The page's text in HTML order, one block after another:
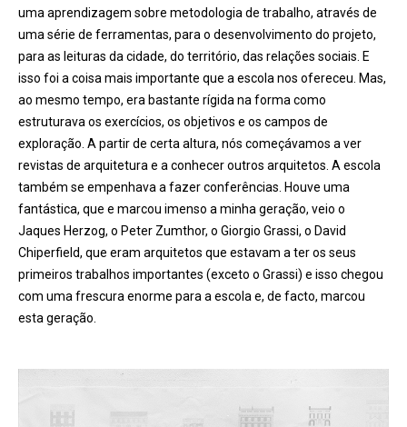
uma aprendizagem sobre metodologia de trabalho, através de
uma série de ferramentas, para o desenvolvimento do projeto,
para as leituras da cidade, do território, das relações sociais. E
isso foi a coisa mais importante que a escola nos ofereceu. Mas,
ao mesmo tempo, era bastante rígida na forma como
estruturava os exercícios, os objetivos e os campos de
exploração. A partir de certa altura, nós começávamos a ver
revistas de arquitetura e a conhecer outros arquitetos. A escola
também se empenhava a fazer conferências. Houve uma
fantástica, que e marcou imenso a minha geração, veio o
Jaques Herzog, o Peter Zumthor, o Giorgio Grassi, o David
Chiperfield, que eram arquitetos que estavam a ter os seus
primeiros trabalhos importantes (exceto o Grassi) e isso chegou
com uma frescura enorme para a escola e, de facto, marcou
esta geração.